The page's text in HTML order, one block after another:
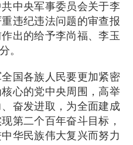
央军事委员会关于李
违纪违法问题的审查报
出的给予李尚福、李玉
。
国各族人民要更加紧密
心的党中央周围，高举
奋发进取，为全面建成
第二个百年奋斗目标，
华民族伟大复兴而努力